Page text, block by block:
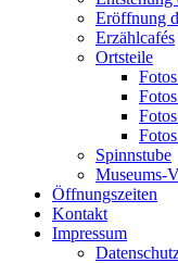
Eröffnung
Erzählcafés
Ortsteile
Spinnstube
Museums-
Öffnungszeiten
Kontakt
Impressum